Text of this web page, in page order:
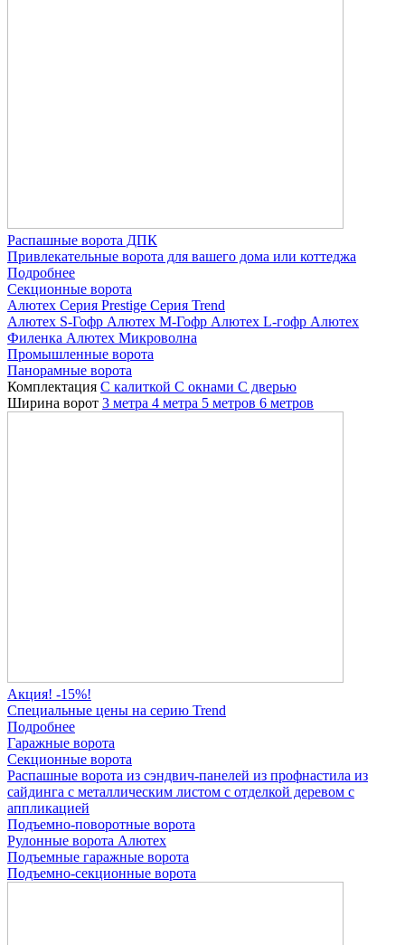
Распашные ворота ДПК
Привлекательные ворота для вашего дома или коттеджа
Подробнее
Секционные ворота
Алютех Серия Prestige Серия Trend
Алютех S-Гофр Алютех M-Гофр Алютех L-гофр Алютех
Филенка Алютех Микроволна
Промышленные ворота
Панорамные ворота
Комплектация С калиткой С окнами C дверью
Ширина ворот 3 метра 4 метра 5 метров 6 метров
Акция! -15%!
Специальные цены на серию Trend
Подробнее
Гаражные ворота
Секционные ворота
Распашные ворота из сэндвич-панелей из профнастила из
сайдинга с металлическим листом с отделкой деревом с
аппликацией
Подъемно-поворотные ворота
Рулонные ворота Алютех
Подъемные гаражные ворота
Подъемно-секционные ворота